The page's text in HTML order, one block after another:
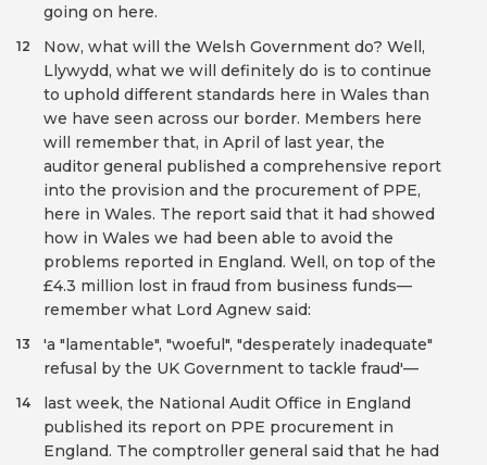
going on here.
Now, what will the Welsh Government do? Well,
Llywydd, what we will definitely do is to continue
to uphold different standards here in Wales than
we have seen across our border. Members here
will remember that, in April of last year, the
auditor general published a comprehensive report
into the provision and the procurement of PPE,
here in Wales. The report said that it had showed
how in Wales we had been able to avoid the
problems reported in England. Well, on top of the
£4.3 million lost in fraud from business funds—
remember what Lord Agnew said:
12
'a "lamentable", "woeful", "desperately inadequate"
refusal by the UK Government to tackle fraud'—
13
last week, the National Audit Office in England
published its report on PPE procurement in
England. The comptroller general said that he had
14